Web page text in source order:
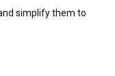
simplify them to